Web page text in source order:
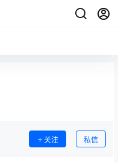
关注 私信